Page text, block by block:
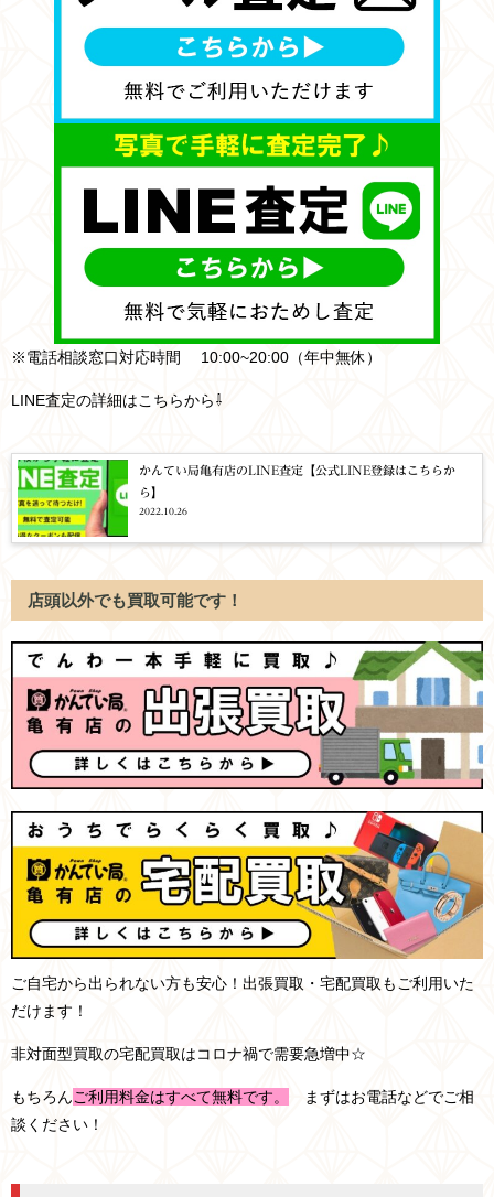
※電話相談窓口対応時間 10:00~20:00（年中無休）
LINE査定の詳細はこちらから⇩
かんてい局亀有店のLINE査定【公式LINE登録はこちらか
ら】
2022.10.26
店頭以外でも買取可能です！
ご自宅から出られない方も安心！出張買取・宅配買取もご利用いた
だけます！
非対面型買取の宅配買取はコロナ禍で需要急増中☆
もちろんご利用料金はすべて無料です。
まずはお電話などでご相
談ください！